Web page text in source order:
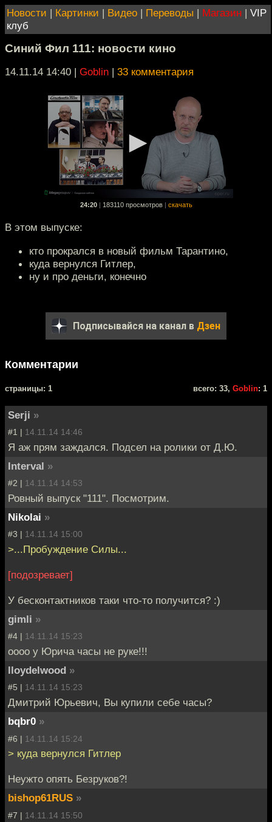
Новости | Картинки | Видео | Переводы | Магазин | VIP
клуб
Синий Фил 111: новости кино
14.11.14 14:40 | Goblin | 33 комментария
24:20 183110 просмотров скачать
В этом выпуске:
кто прокрался в новый фильм Тарантино,
куда вернулся Гитлер,
ну и про деньги, конечно
Подписывайся на канал в Дзен
Комментарии
cтраницы: 1 всего: 33, Goblin: 1
Serji »
#1 | 14.11.14 14:46
Я аж прям заждался. Подсел на ролики от Д.Ю.
Interval »
#2 | 14.11.14 14:53
Ровный выпуск "111". Посмотрим.
Nikolai »
#3 | 14.11.14 15:00
>...Пробуждение Силы...
[подозревает]
У бесконтактников таки что-то получится? :)
gimli »
#4 | 14.11.14 15:23
оооо у Юрича часы не руке!!!
lloydelwood »
#5 | 14.11.14 15:23
Дмитрий Юрьевич, Вы купили себе часы?
bqbr0 »
#6 | 14.11.14 15:24
> куда вернулся Гитлер
Неужто опять Безруков?!
bishop61RUS »
#7 | 14.11.14 15:50